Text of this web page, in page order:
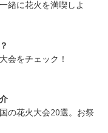
緒に花火を満喫しよ
会をチェック！
の花火大会20選。お祭